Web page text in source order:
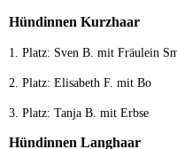
Hündinnen Kurzhaar
1. Platz: Sven B. mit Fräulein
2. Platz: Elisabeth F. mit Bo
3. Platz: Tanja B. mit Erbse
Hündinnen Langhaar